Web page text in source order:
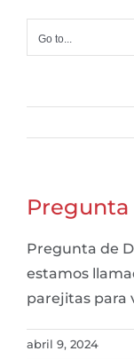
Go to...
Pregunta de
estamos
parejitas para
abril 9, 2024